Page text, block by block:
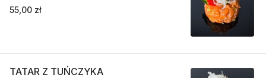
55,00 zł
TATAR Z TUŃCZYKA